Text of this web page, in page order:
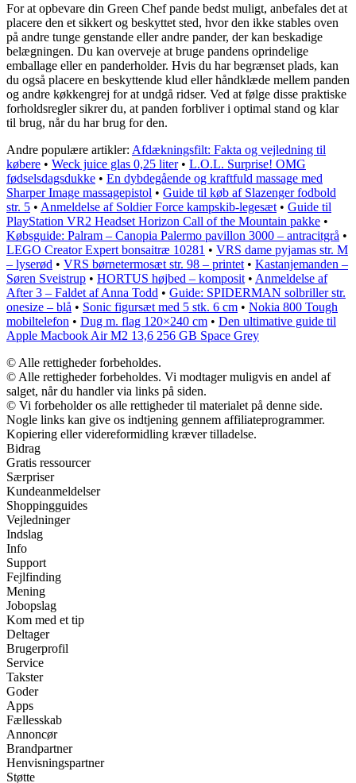
For at opbevare din Green Chef pande bedst muligt, anbefales det at
placere den et sikkert og beskyttet sted, hvor den ikke stables oven
på andre tunge genstande eller andre pander, der kan beskadige
belægningen. Du kan overveje at bruge pandens oprindelige
emballage eller en panderholder. Hvis du har begrænset plads, kan
du også placere en beskyttende klud eller håndklæde mellem panden
og andre køkkengrej for at undgå ridser. Ved at følge disse praktiske
forholdsregler sikrer du, at panden forbliver i optimal stand og klar
til brug, når du har brug for den.
Andre populære artikler: Afdækningsfilt: Fakta og vejledning til
købere • Weck juice glas 0,25 liter• L.O.L. Surprise! OMG
fødselsdagsdukke • En dybdegående og kraftfuld massage med
Sharper Image massagepistol • Guide til køb af Slazenger fodbold
str. 5 • Anmeldelse af Soldier Force kampskib-legesæt • Guide til
PlayStation VR2 Headset Horizon Call of the Mountain pakke •
Købsguide: Palram – Canopia Palermo pavillon 3000 – antracitgrå •
LEGO Creator Expert bonsaitræ 10281 • VRS dame pyjamas str. M
– lyserød • VRS børnetermosæt str. 98 – printet • Kastanjemanden –
Søren Sveistrup • HORTUS højbed – komposit • Anmeldelse af
After 3 – Faldet af Anna Todd • Guide: SPIDERMAN solbriller str.
onesize – blå • Sonic figursæt med 5 stk. 6 cm • Nokia 800 Tough
mobiltelefon • Dug m. flag 120×240 cm • Den ultimative guide til
Apple Macbook Air M2 13,6 256 GB Space Grey
© Alle rettigheder forbeholdes.
© Alle rettigheder forbeholdes. Vi modtager muligvis en andel af
salget, når du handler via links på siden.
© Vi forbeholder os alle rettigheder til materialet på denne side.
Nogle links kan give os indtjening gennem affiliateprogrammer.
Kopiering eller videreformidling kræver tilladelse.
Bidrag
Gratis ressourcer
Særpriser
Kundeanmeldelser
Shoppingguides
Vejledninger
Indslag
Info
Support
Fejlfinding
Mening
Jobopslag
Kom med et tip
Deltager
Brugerprofil
Service
Takster
Goder
Apps
Fællesskab
Annoncør
Brandpartner
Henvisningspartner
Støtte